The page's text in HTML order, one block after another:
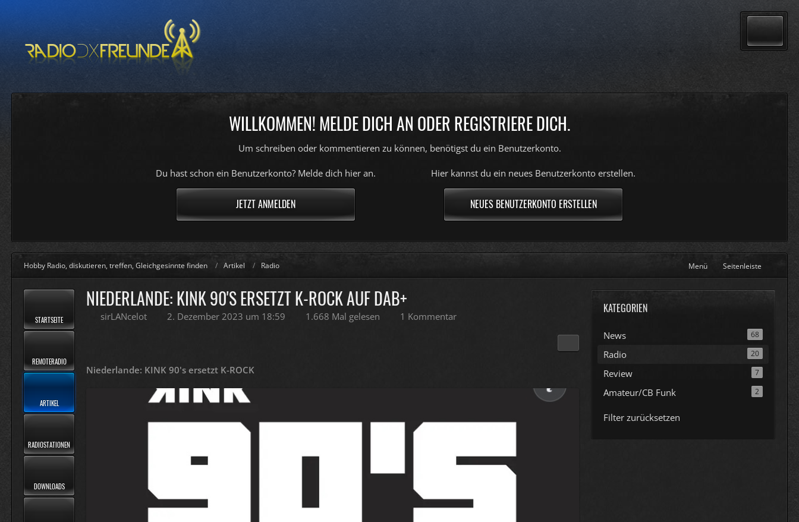
WILLKOMMEN! MELDE DICH AN ODER REGISTRIERE DICH.
Um schreiben oder kommentieren zu können, benötigst du ein Benutzerkonto.
Du hast schon ein Benutzerkonto? Melde dich hier an.
JETZT ANMELDEN
Hier kannst du ein neues Benutzerkonto erstellen.
NEUES BENUTZERKONTO ERSTELLEN
Hobby Radio, diskutieren, treffen, Gleichgesinnte finden Artikel Radio Menü Seitenleiste
STARTSEITE
REMOTERADIO
ARTIKEL
RADIOSTATIONEN
DOWNLOADS
NIEDERLANDE: KINK 90'S ERSETZT K-ROCK AUF DAB+
sirLANcelot 2. Dezember 2023 um 18:59 1.668 Mal gelesen 1 Kommentar
Niederlande: KINK 90's ersetzt K-ROCK
KATEGORIEN
News 68
Radio 20
Review 7
Amateur/CB Funk 2
Filter zurücksetzen